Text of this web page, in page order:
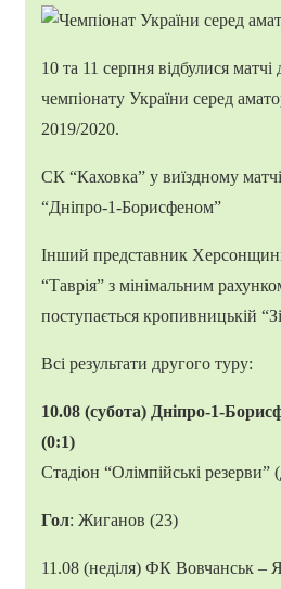
10 та 11 серпня відбулися матчі
чемпіонату України серед
2019/2020.
СК “Каховка” у виїздному
“Дніпро-1-Борисфеном”
Інший представник
“Таврія” з мінімальним
поступається кропивницькій
Всі результати другого туру:
10.08 (субота) Дніпро-1-
(0:1)
Стадіон “Олімпійські резерви”
Гол: Жиганов (23)
11.08 (неділя) ФК Вовчанськ –